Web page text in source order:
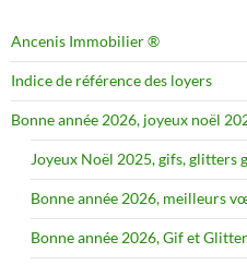
Ancenis Immobilier ®
Indice de référence des loyers
Bonne année 2026, joyeux noël
Joyeux Noël 2025, gifs, glitters
Bonne année 2026, meilleurs
Bonne année 2026, Gif et